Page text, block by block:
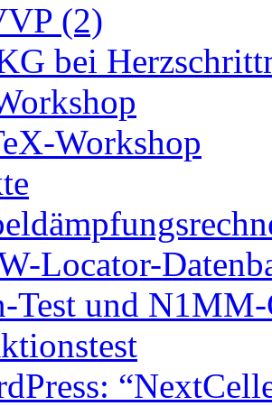
(2)
bei
Workshop
Locator-
Test und